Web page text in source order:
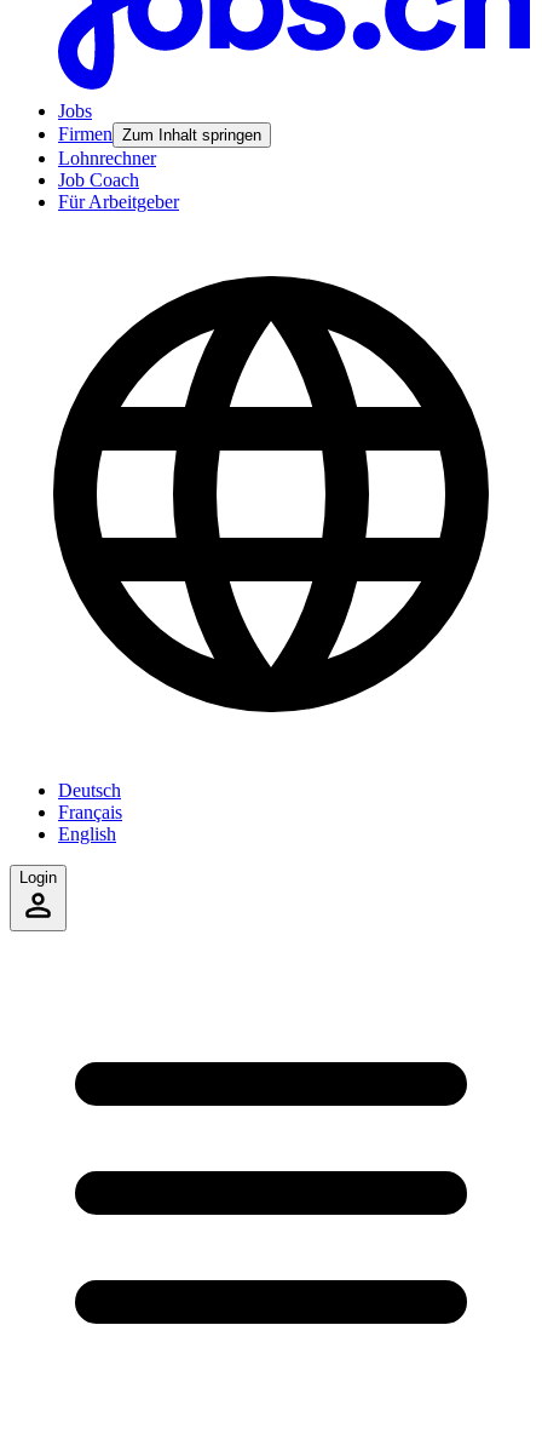
Jobs
Firmen Zum Inhalt springen
Lohnrechner
Job Coach
Für Arbeitgeber
Deutsch
Français
English
Login